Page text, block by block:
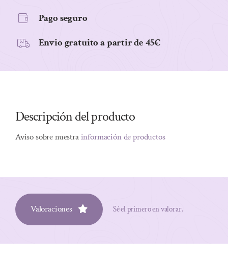
Pago seguro
Envio gratuito a partir de 45€
Descripción del producto
Aviso sobre nuestrainformación de productos
Valoraciones Sé el primero en valorar.